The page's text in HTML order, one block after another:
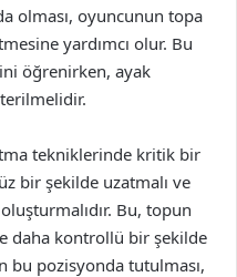
olması, oyuncunun topa
yardımcı olur. Bu
öğrenirken, ayak
tekniklerinde kritik bir
bir şekilde uzatmalı ve
Bu, topun
daha kontrollü bir şekilde
bu pozisyonda tutulması,